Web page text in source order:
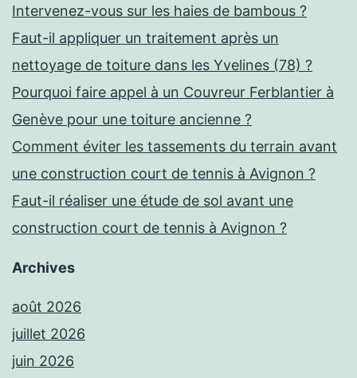
Intervenez-vous sur les haies de bambous ?
Faut-il appliquer un traitement après un
nettoyage de toiture dans les Yvelines (78) ?
Pourquoi faire appel à un Couvreur Ferblantier à
Genève pour une toiture ancienne ?
Comment éviter les tassements du terrain avant
une construction court de tennis à Avignon ?
Faut-il réaliser une étude de sol avant une
construction court de tennis à Avignon ?
Archives
août 2026
juillet 2026
juin 2026